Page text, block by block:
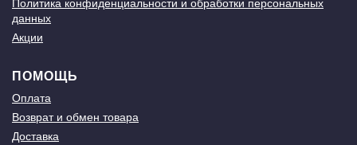
Политика конфиденциальности и обработки персональных
данных
Акции
ПОМОЩЬ
Оплата
Возврат и обмен товара
Доставка